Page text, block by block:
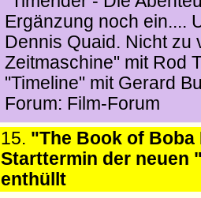
Ergänzung noch ein....
Dennis Quaid. Nicht zu
Zeitmaschine" mit Rod
"Timeline" mit Gerard
Forum: Film-Forum
15. "The Book of Boba
Starttermin der neuen
enthüllt